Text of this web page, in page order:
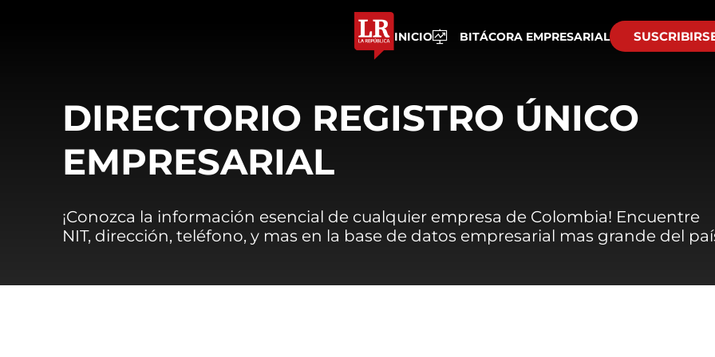
INICIO BITÁCORA EMPRESARIAL
DIRECTORIO REGISTRO ÚNICO
EMPRESARIAL
¡Conozca la información esencial de cualquier empresa de Colombia! Encuentre
NIT, dirección, teléfono, y mas en la base de datos empresarial mas grande del